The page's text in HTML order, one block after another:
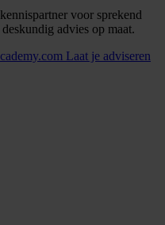
voor sprekend
advies op maat.
Laat je adviseren